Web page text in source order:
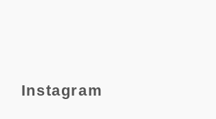
Instagram